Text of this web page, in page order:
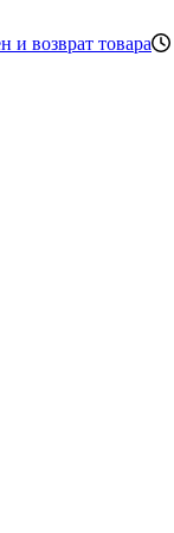
и возврат товара